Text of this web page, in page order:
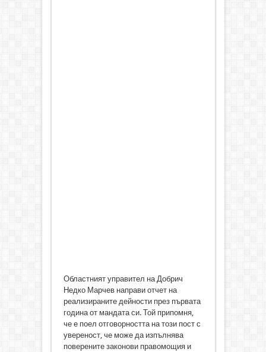
Областният управител на Добрич
Недко Марчев направи отчет на
реализираните дейности през първата
година от мандата си. Той припомня,
че е поел отговорността на този пост с
увереност, че може да изпълнява
поверените законови правомощия и